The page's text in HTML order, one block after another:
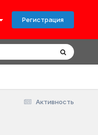
Регистрация
Активность